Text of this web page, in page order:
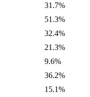
31.7%
51.3%
32.4%
21.3%
9.6%
36.2%
15.1%